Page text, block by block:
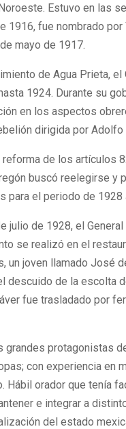
Estuvo en las
1916, fue nombrado
mayo de 1917.
de Agua Prieta,
1924. Durante su
en los aspectos
dirigida por Adolfo
de los artículos
buscó reelegirse y
para el periodo de 1928
julio de 1928, el
se realizó en el
un joven llamado José
descuido de la escolta
fue trasladado por
grandes protagonistas
con experiencia en
Hábil orador que tenía
e integrar a
del estado